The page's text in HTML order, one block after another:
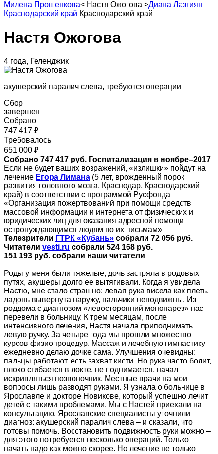
Милена Прошенкова< Настя Ожогова >Диана Лазгиян
Краснодарский край Краснодарский край
Настя Ожогова
4 года, Геленджик
акушерский паралич слева, требуются операции
Сбор
завершен
Собрано
747 417 ₽
Требовалось
651 000 ₽
Собрано 747 417 руб. Госпитализация в ноябре–2017
Если не будет ваших возражений, «излишки» пойдут на
лечение Егора Лимана (5 лет, врожденный порок
развития головного мозга, Краснодар, Краснодарский
край) в соответствии с программой Русфонда
«Организация пожертвований при помощи средств
массовой информации и интернета от физических и
юридических лиц для оказания адресной помощи
остронуждающимся людям по их письмам»
Телезрители ГТРК «Кубань» собрали 72 056 руб.
Читатели vesti.ru собрали 524 168 руб.
151 193 руб. собрали наши читатели
Роды у меня были тяжелые, дочь застряла в родовых
путях, акушеры долго ее вытягивали. Когда я увидела
Настю, мне стало страшно: левая рука висела как плеть,
ладонь вывернута наружу, пальчики неподвижны. Из
роддома с диагнозом «левосторонний монопарез» нас
перевели в больницу. К трем месяцам, после
интенсивного лечения, Настя начала приподнимать
левую ручку. За четыре года мы прошли множество
курсов физиопроцедур. Массаж и лечебную гимнастику
ежедневно делаю дочке сама. Улучшения очевидны:
пальцы работают, есть захват кисти. Но рука часто болит,
плохо сгибается в локте, не поднимается, начал
искривляться позвоночник. Местные врачи на мои
вопросы лишь разводят руками. Я узнала о больнице в
Ярославле и докторе Новикове, который успешно лечит
детей с такими проблемами. Мы с Настей приехали на
консультацию. Ярославские специалисты уточнили
диагноз: акушерский паралич слева – и сказали, что
готовы помочь. Восстановить подвижность руки можно –
для этого потребуется несколько операций. Только
начать надо как можно скорее. Но лечение не только